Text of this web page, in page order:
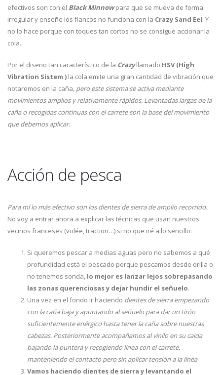
efectivos son con el Black Minnowpara que se mueva de forma
irregular y enseñe los flancos no funciona con la Crazy Sand Eel. Y
no lo hace porque con toques tan cortos no se consigue accionar la
cola.
Por el diseño tan característico de la Crazyllamado HSV (High
Vibration Sistem ) la cola emite una gran cantidad de vibración que
notaremos en la caña, pero este sistema se activa mediante
movimientos amplios y relativamente rápidos. Levantadas largas de la
caña o recogidas continuas con el carrete son la base del movimiento
que debemos aplicar.
Acción de pesca
Para mí lo más efectivo son los dientes de sierra de amplio recorrido.
No voy a entrar ahora a explicar las técnicas que usan nuestros
vecinos franceses (volée, traction…) si no que iré a lo sencillo:
Si queremos pescar a medias aguas pero no sabemos a qué
profundidad está el pescado porque pescamos desde orilla o
no tenemos sonda, lo mejor es lanzar lejos sobrepasando
las zonas querenciosas y dejar hundir el señuelo.
Una vez en el fondo ir haciendo dientes de sierra empezando
con la caña baja y apuntando al señuelo para dar un tirón
suficientemente enérgico hasta tener la caña sobre nuestras
cabezas. Posteriormente acompañamos al vinilo en su caida
bajando la puntera y recogiendo línea con el carrete,
manteniendo el contacto pero sin aplicar tensión a la línea.
Vamos haciendo dientes de sierra y levantando el